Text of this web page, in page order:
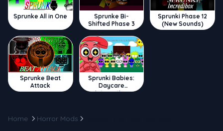
Sprunke All in One
Sprunke Bi-
Shifted Phase 3
Sprunki Phase 12
(New Sounds)
Sprunke Beat
Attack
Sprunki Babies:
Daycare
Interactive
Home Horror Mods